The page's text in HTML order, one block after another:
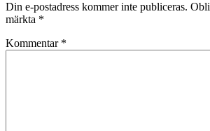
Din e-postadress kommer inte publiceras.
märkta *
Kommentar *